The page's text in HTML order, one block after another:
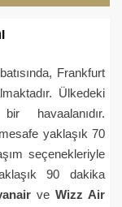
Frankfurt
Ülkedeki
havaalanıdır.
yaklaşık 70
seçenekleriyle
90 dakika
ve Wizz Air